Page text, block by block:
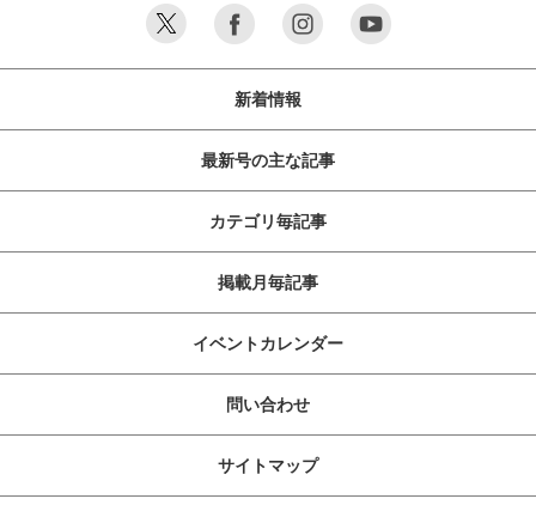
新着情報
最新号の主な記事
カテゴリ毎記事
掲載月毎記事
イベントカレンダー
問い合わせ
サイトマップ